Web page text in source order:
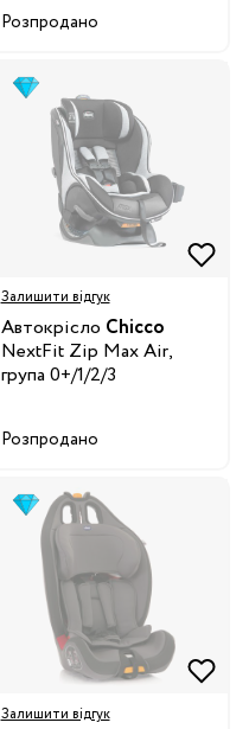
Розпродано
Залишити відгук
Автокрісло Chicco
NextFit Zip Max Air,
група 0+/1/2/3
Розпродано
Залишити відгук